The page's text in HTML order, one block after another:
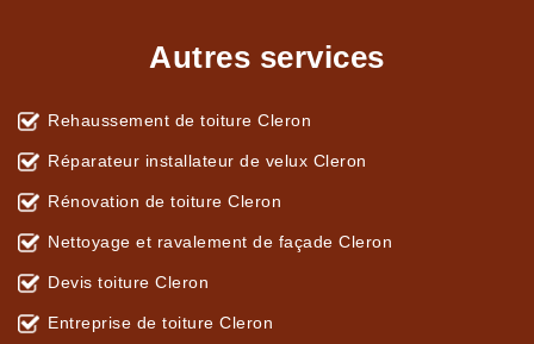
Autres services
Rehaussement de toiture Cleron
Réparateur installateur de velux Cleron
Rénovation de toiture Cleron
Nettoyage et ravalement de façade Cleron
Devis toiture Cleron
Entreprise de toiture Cleron